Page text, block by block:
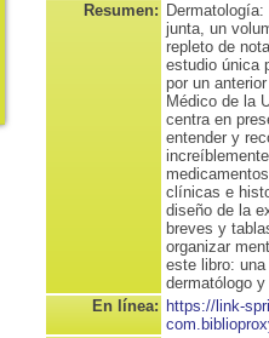
Resumen:
junta, un
repleto de
estudio única
por un
Médico de la
centra en
entender y
clínicas e
diseño de la
breves y
organizar
este libro:
dermatólogo
En línea: https://link-